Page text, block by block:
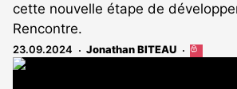
cette nouvelle étape de
Rencontre.
23.09.2024 Jonathan BITEAU
Cet